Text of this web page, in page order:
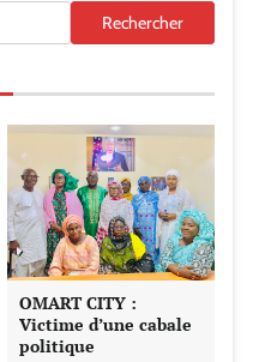
Rechercher
OMART CITY :
Victime d’une cabale
politique